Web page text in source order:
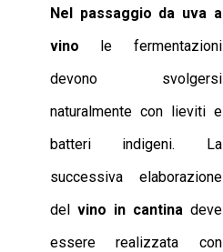
Nel passaggio da uva a
vino le fermentazioni
devono svolgersi
naturalmente con lieviti e
batteri indigeni. La
successiva elaborazione
del vino in cantinadeve
essere realizzata con